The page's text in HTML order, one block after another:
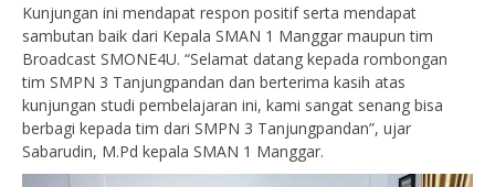
Kunjungan ini mendapat respon positif serta mendapat
sambutan baik dari Kepala SMAN 1 Manggar maupun tim
Broadcast SMONE4U. “Selamat datang kepada rombongan
tim SMPN 3 Tanjungpandan dan berterima kasih atas
kunjungan studi pembelajaran ini, kami sangat senang bisa
berbagi kepada tim dari SMPN 3 Tanjungpandan”, ujar
Sabarudin, M.Pd kepala SMAN 1 Manggar.